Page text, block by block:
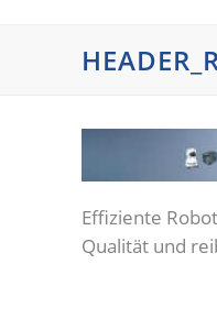
Effiziente
Qualität und